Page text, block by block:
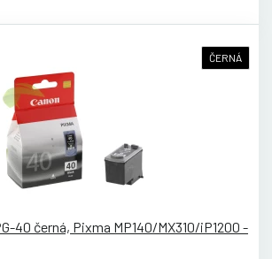
ČERNÁ
40 černá, Pixma MP140/MX310/iP1200 -